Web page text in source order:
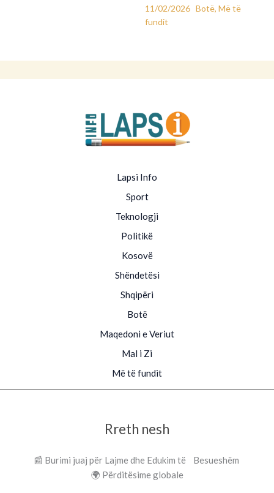
11/02/2026 Botë, Më të
fundit
Lapsi Info
Sport
Teknologji
Politikë
Kosovë
Shëndetësi
Shqipëri
Botë
Maqedoni e Veriut
Mal i Zi
Më të fundit
Rreth nesh
📰 Burimi juaj për Lajme dhe Edukim të Besueshëm
🌍 Përditësime globale